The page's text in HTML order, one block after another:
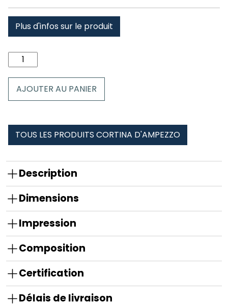
Plus d'infos sur le produit
quantité
de
Cortina
AJOUTER AU PANIER
TOUS LES PRODUITS CORTINA D'AMPEZZO
Description
Dimensions
Impression
Composition
Certification
Délais de livraison